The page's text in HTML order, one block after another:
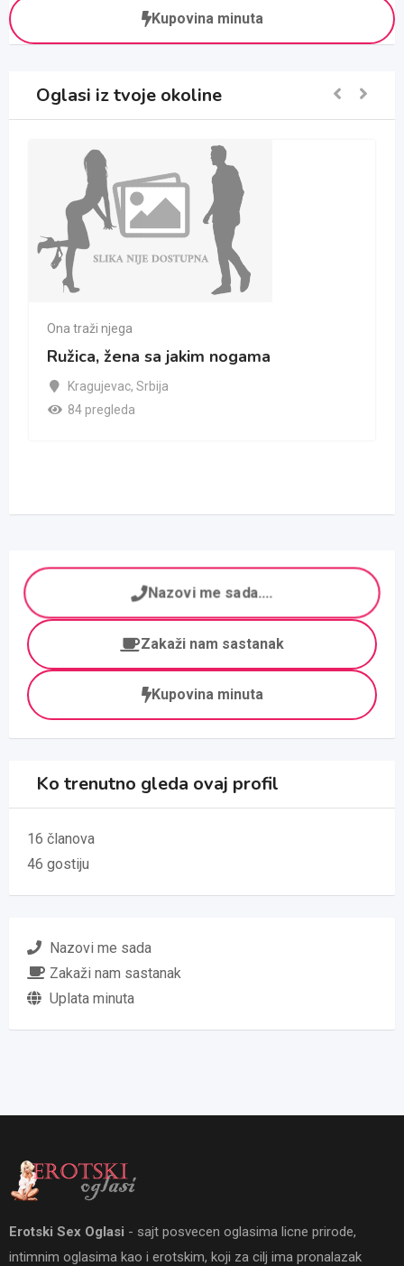
Kupovina minuta
Oglasi iz tvoje okoline
Ona traži njega
Ružica, žena sa jakim nogama
Kragujevac, Srbija
84 pregleda
Nazovi me sada....
Zakaži nam sastanak
Kupovina minuta
Ko trenutno gleda ovaj profil
16 članova
46 gostiju
Nazovi me sada
Zakaži nam sastanak
Uplata minuta
Erotski Sex Oglasi - sajt posvecen oglasima licne prirode,
intimnim oglasima kao i erotskim, koji za cilj ima pronalazak